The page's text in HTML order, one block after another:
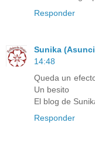
Responder
Sunika
14:48
Queda un
Un besito
El blog de
Responder